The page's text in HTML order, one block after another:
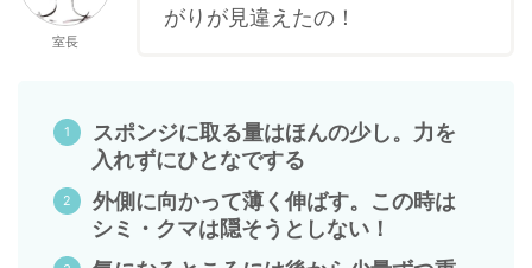
室長
がりが見違えたの！
スポンジに取る量はほんの少し。力を
入れずにひとなでする
外側に向かって薄く伸ばす。この時は
シミ・クマは隠そうとしない！